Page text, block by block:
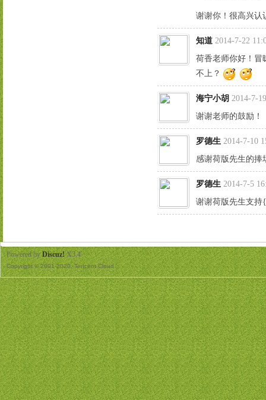
谢谢你！很高兴认
知道 2014-7-22
荷香老师你好！冒
不上？
海宁小胡 2014-7-
谢谢老师的鼓励！
罗德生 2014-7-10
感谢荷版先生的
罗德生 2014-7-5
谢谢荷版先生支持
Powered byDiscuz! X3.4
Copyright © 2001-2020, Tencent Cloud.